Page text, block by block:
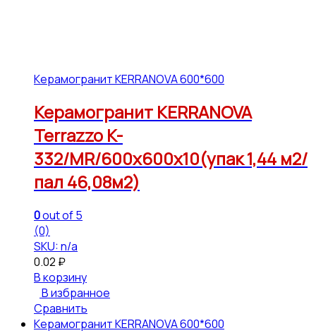
Керамогранит KERRANOVA 600*600
Керамогранит KERRANOVA
Terrazzo K-
332/MR/600x600x10(упак 1,44 м2/
пал 46,08м2)
0out of 5
(0)
SKU: n/a
0.02 ₽
В корзину
В избранное
Сравнить
Керамогранит KERRANOVA 600*600